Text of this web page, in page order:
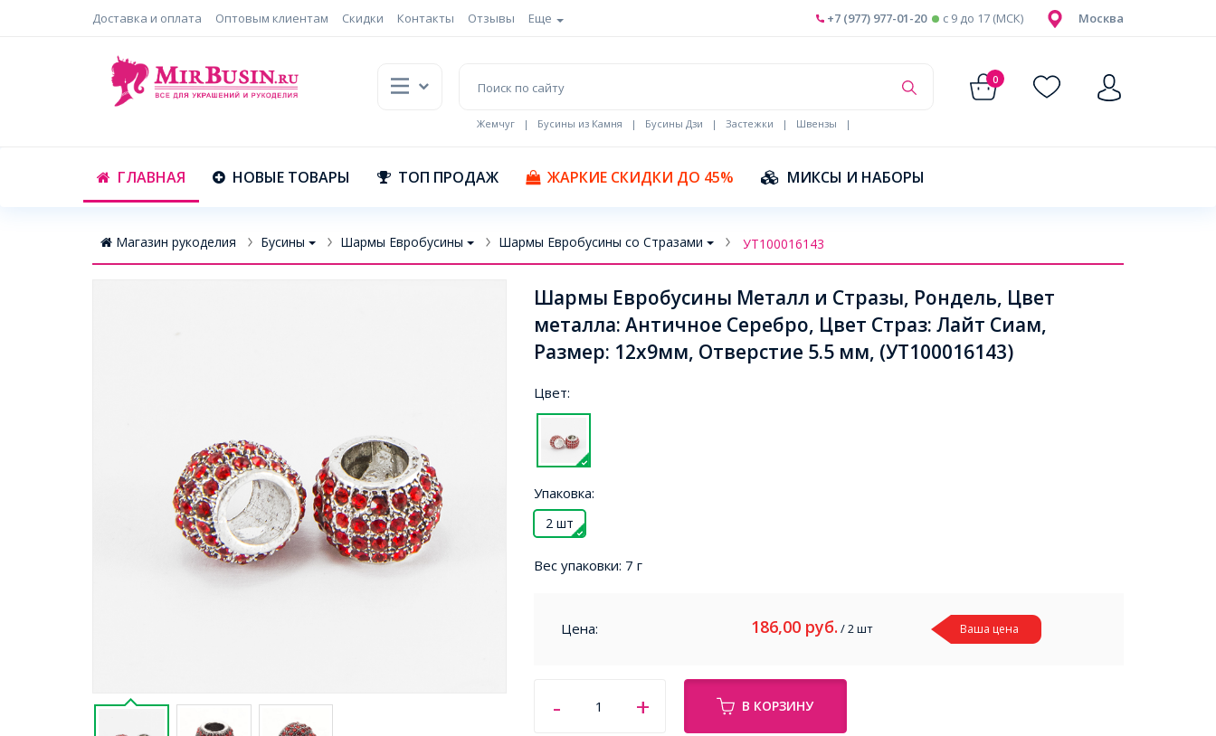
Доставка и оплата Оптовым клиентам Скидки Контакты Отзывы Еще Москва
+7 (977) 977-01-20 c 9 до 17 (МСК)
0
Жемчуг | Бусины из Камня | Бусины Дзи | Застежки | Швензы
|
ГЛАВНАЯ НОВЫЕ ТОВАРЫ ТОП ПРОДАЖ ЖАРКИЕ СКИДКИ ДО 45% МИКСЫ И НАБОРЫ
Магазин рукоделия Бусины Шармы Евробусины Шармы Евробусины со Стразами УТ100016143
Шармы Евробусины Металл и Стразы, Рондель, Цвет
металла: Античное Серебро, Цвет Страз: Лайт Сиам,
Размер: 12x9мм, Отверстие 5.5 мм, (УТ100016143)
Цвет:
Упаковка:
2 шт
Вес упаковки: 7 г
Цена: 186,00 руб. / 2 шт Ваша цена
В КОРЗИНУ